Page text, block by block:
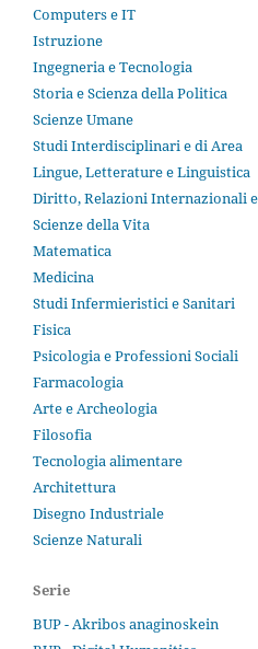
Computers e IT
Istruzione
Ingegneria e Tecnologia
Storia e Scienza della Politica
Scienze Umane
Studi Interdisciplinari e di Area
Lingue, Letterature e Linguistica
Diritto, Relazioni Internazionali
Scienze della Vita
Matematica
Medicina
Studi Infermieristici e Sanitari
Fisica
Psicologia e Professioni Sociali
Farmacologia
Arte e Archeologia
Filosofia
Tecnologia alimentare
Architettura
Disegno Industriale
Scienze Naturali
Serie
BUP - Akribos anaginoskein